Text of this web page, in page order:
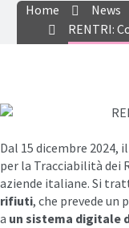
Home News
RENTRI:
Dal 15 dicembre 2024, il
per la Tracciabilità
aziende italiane. Si
rifiuti, che prevede un
a un sistema digitale